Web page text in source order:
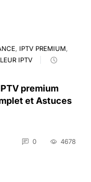
, IPTV PREMIUM,
IPTV
premium
et Astuces
0 4678